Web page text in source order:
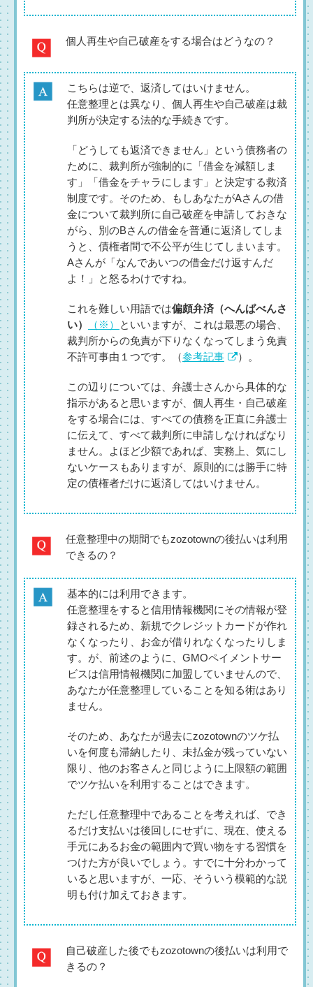
個人再生や自己破産をする場合はどうなの？
こちらは逆で、返済してはいけません。
任意整理とは異なり、個人再生や自己破産は裁
判所が決定する法的な手続きです。
「どうしても返済できません」という債務者の
ために、裁判所が強制的に「借金を減額しま
す」「借金をチャラにします」と決定する救済
制度です。そのため、もしあなたがAさんの借
金について裁判所に自己破産を申請しておきな
がら、別のBさんの借金を普通に返済してしま
うと、債権者間で不公平が生じてしまいます。
Aさんが「なんであいつの借金だけ返すんだ
よ！」と怒るわけですね。
これを難しい用語では偏頗弁済（へんぱべんさ
い）
（※）
といいますが、これは最悪の場合、
裁判所からの免責が下りなくなってしまう免責
不許可事由１つです。（参考記事 ）。
この辺りについては、弁護士さんから具体的な
指示があると思いますが、個人再生・自己破産
をする場合には、すべての債務を正直に弁護士
に伝えて、すべて裁判所に申請しなければなり
ません。よほど少額であれば、実務上、気にし
ないケースもありますが、原則的には勝手に特
定の債権者だけに返済してはいけません。
任意整理中の期間でもzozotownの後払いは利用
できるの？
基本的には利用できます。
任意整理をすると信用情報機関にその情報が登
録されるため、新規でクレジットカードが作れ
なくなったり、お金が借りれなくなったりしま
す。が、前述のように、GMOペイメントサー
ビスは信用情報機関に加盟していませんので、
あなたが任意整理していることを知る術はあり
ません。
そのため、あなたが過去にzozotownのツケ払
いを何度も滞納したり、未払金が残っていない
限り、他のお客さんと同じように上限額の範囲
でツケ払いを利用することはできます。
ただし任意整理中であることを考えれば、でき
るだけ支払いは後回しにせずに、現在、使える
手元にあるお金の範囲内で買い物をする習慣を
つけた方が良いでしょう。すでに十分わかって
いると思いますが、一応、そういう模範的な説
明も付け加えておきます。
自己破産した後でもzozotownの後払いは利用で
きるの？